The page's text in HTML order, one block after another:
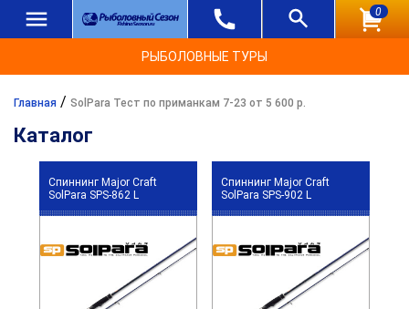
0
РЫБОЛОВНЫЕ ТУРЫ
Главная / SolPara Тест по приманкам 7-23 от 5 600 р.
Каталог
Спиннинг Major Craft
SolPara SPS-862 L
Спиннинг Major Craft
SolPara SPS-902 L